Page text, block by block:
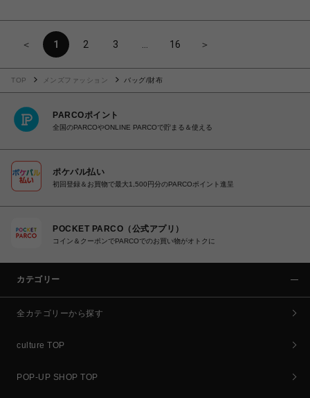
＜ 1 2 3 16 ＞
TOP メンズファッション バッグ/財布
PARCOポイント
全国のPARCOやONLINE PARCOで貯まる＆使える
ポケパル払い
初回登録＆お買物で最大1,500円分のPARCOポイント進呈
POCKET PARCO（公式アプリ）
コイン＆クーポンでPARCOでのお買い物がオトクに
カテゴリー
全カテゴリーから探す
culture TOP
POP-UP SHOP TOP